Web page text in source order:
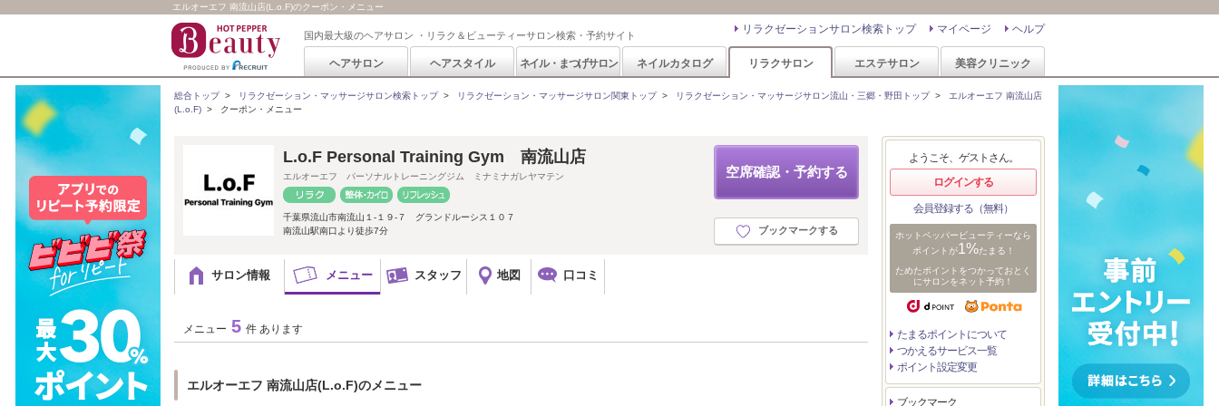
エルオーエフ 南流山店(L.o.F)のクーポン・メニュー
国内最大級のヘアサロン ・リラク＆ビューティーサロン検索・予約サイト ヘルプ
マイページ
リラクゼーションサロン検索トップ
ヘアサロン ヘアスタイル ネイル・まつげサロン ネイルカタログ リラクサロン エステサロン 美容クリニック
総合トップ> リラクゼーション・マッサージサロン検索トップ> リラクゼーション・マッサージサロン関東トップ> リラクゼーション・マッサージサロン流山・三郷・野田トップ> エルオーエフ 南流山店
(L.o.F) > クーポン・メニュー
空席確認・予約する
ブックマークする
L.o.F Personal Training Gym 南流山店
エルオーエフ パーソナルトレーニングジム ミナミナガレヤマテン
千葉県流山市南流山１-１９-７ グランドルーシス１０７
南流山駅南口より徒歩7分
サロン情報 メニュー スタッフ 地図 口コミ
メニュー 5 件 あります
エルオーエフ 南流山店(L.o.F)のメニュー
ようこそ、ゲストさん。
ログインする
会員登録する（無料）
ホットペッパービューティーなら
ポイントが1%たまる！
ためたポイントをつかっておとく
にサロンをネット予約！
たまるポイントについて
つかえるサービス一覧
ポイント設定変更
ブックマーク